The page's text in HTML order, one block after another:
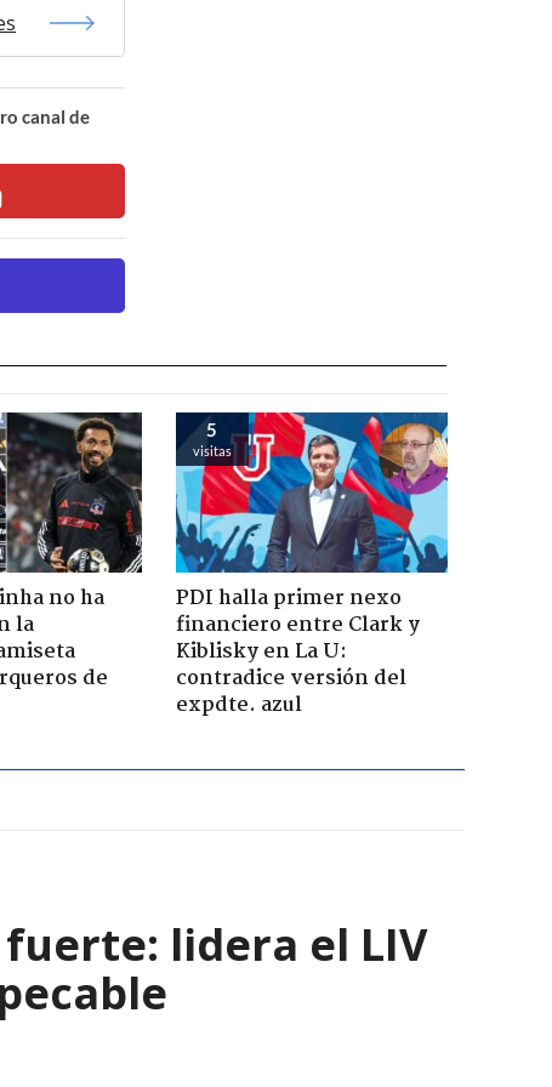
canal de
no ha
la
de
5
visitas
PDI halla primer nexo
financiero entre Clark y
Kiblisky en La U:
contradice versión del
expdte. azul
lidera el LIV